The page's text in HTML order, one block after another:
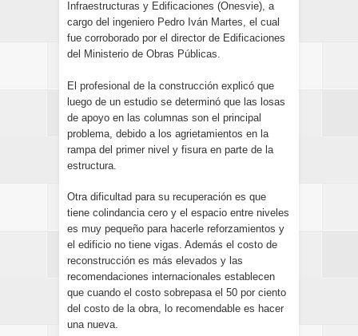
Infraestructuras y Edificaciones (Onesvie), a
cargo del ingeniero Pedro Iván Martes, el cual
fue corroborado por el director de Edificaciones
del Ministerio de Obras Públicas.
El profesional de la construcción explicó que
luego de un estudio se determinó que las losas
de apoyo en las columnas son el principal
problema, debido a los agrietamientos en la
rampa del primer nivel y fisura en parte de la
estructura.
Otra dificultad para su recuperación es que
tiene colindancia cero y el espacio entre niveles
es muy pequeño para hacerle reforzamientos y
el edificio no tiene vigas. Además el costo de
reconstrucción es más elevados y las
recomendaciones internacionales establecen
que cuando el costo sobrepasa el 50 por ciento
del costo de la obra, lo recomendable es hacer
una nueva.